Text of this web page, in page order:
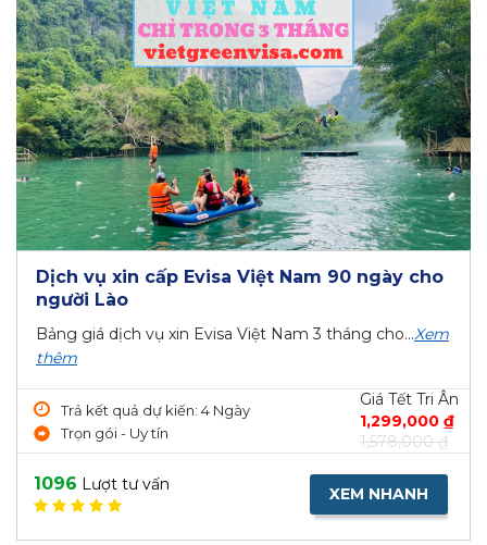
Dịch vụ xin cấp Evisa Việt Nam 90 ngày cho
người Lào
Bảng giá dịch vụ xin Evisa Việt Nam 3 tháng cho...Xem
thêm
Trả kết quả dự kiến: 4 Ngày
Trọn gói - Uy tín
Giá Tết Tri Ân
1,299,000 ₫
1,578,000 ₫
1096 Lượt tư vấn XEM NHANH